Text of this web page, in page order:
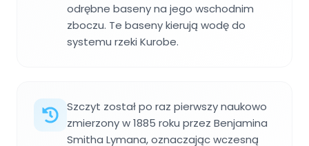
odrębne baseny na jego wschodnim
zboczu. Te baseny kierują wodę do
systemu rzeki Kurobe.
Szczyt został po raz pierwszy naukowo
zmierzony w 1885 roku przez Benjamina
Smitha Lymana, oznaczając wczesną